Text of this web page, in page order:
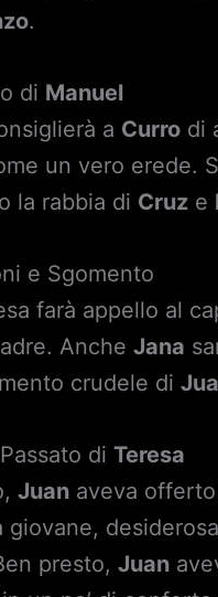
.
di Manuel
a Curro di
un vero erede.
la rabbia di Cruz e
e Sgomento
farà appello al
AncheJana
crudele di
diTeresa
Juan aveva
giovane,
presto,Juan